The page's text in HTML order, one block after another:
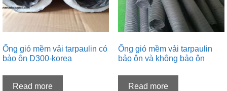
Ống gió mềm vải tarpaulin có
bảo ôn D300-korea
Read more
Ống gió mềm vải tarpaulin
bảo ôn và không bảo ôn
Read more